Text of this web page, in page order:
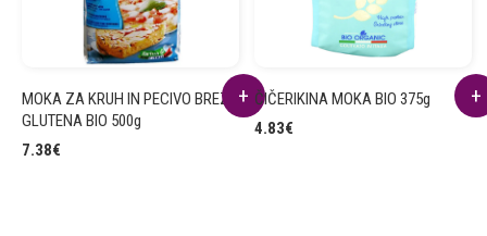
MOKA ZA KRUH IN PECIVO BREZ
GLUTENA BIO 500g
7.38€
ČIČERIKINA MOKA BIO 375g
4.83€